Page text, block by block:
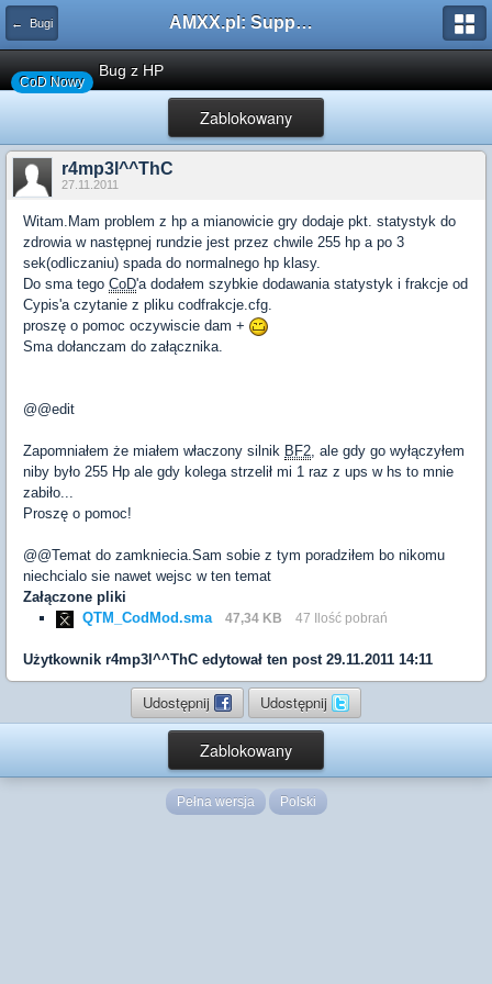
← Bugi AMXX.pl: Support AMX Mod X i SourceMod
CoD Nowy
Bug z HP
Zablokowany
r4mp3l^^ThC
27.11.2011
Witam.Mam problem z hp a mianowicie gry dodaje pkt. statystyk do
zdrowia w następnej rundzie jest przez chwile 255 hp a po 3
sek(odliczaniu) spada do normalnego hp klasy.
Do sma tego CoD'a dodałem szybkie dodawania statystyk i frakcje od
Cypis'a czytanie z pliku codfrakcje.cfg.
proszę o pomoc oczywiscie dam +
Sma dołanczam do załącznika.
@@edit
Zapomniałem że miałem właczony silnik BF2, ale gdy go wyłączyłem
niby było 255 Hp ale gdy kolega strzelił mi 1 raz z ups w hs to mnie
zabiło...
Proszę o pomoc!
@@Temat do zamkniecia.Sam sobie z tym poradziłem bo nikomu
niechcialo sie nawet wejsc w ten temat
Załączone pliki
QTM_CodMod.sma
47,34 KB 47 Ilość pobrań
Użytkownik r4mp3l^^ThC edytował ten post 29.11.2011 14:11
Udostępnij Udostępnij
Zablokowany
Pełna wersja Polski